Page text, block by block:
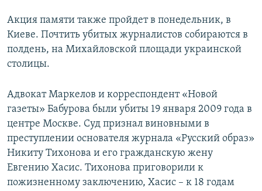
Акция памяти также пройдет в понедельник, в
Киеве. Почтить убитых журналистов собираются в
полдень, на Михайловской площади украинской
столицы.
Адвокат Маркелов и корреспондент «Новой
газеты» Бабурова были убиты 19 января 2009 года в
центре Москве. Суд признал виновными в
преступлении основателя журнала «Русский образ»
Никиту Тихонова и его гражданскую жену
Евгению Хасис. Тихонова приговорили к
пожизненному заключению, Хасис – к 18 годам